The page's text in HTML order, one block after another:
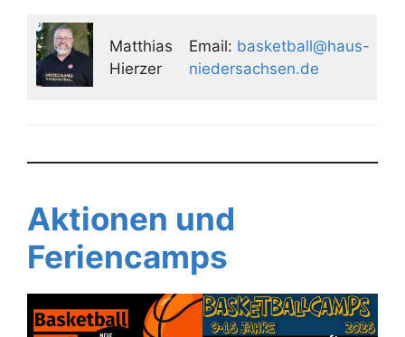
Matthias
Hierzer
Email: basketball@haus-
niedersachsen.de
Aktionen und
Feriencamps